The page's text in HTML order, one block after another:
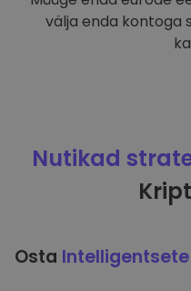
välja enda kontoga
Nutikad
Osta